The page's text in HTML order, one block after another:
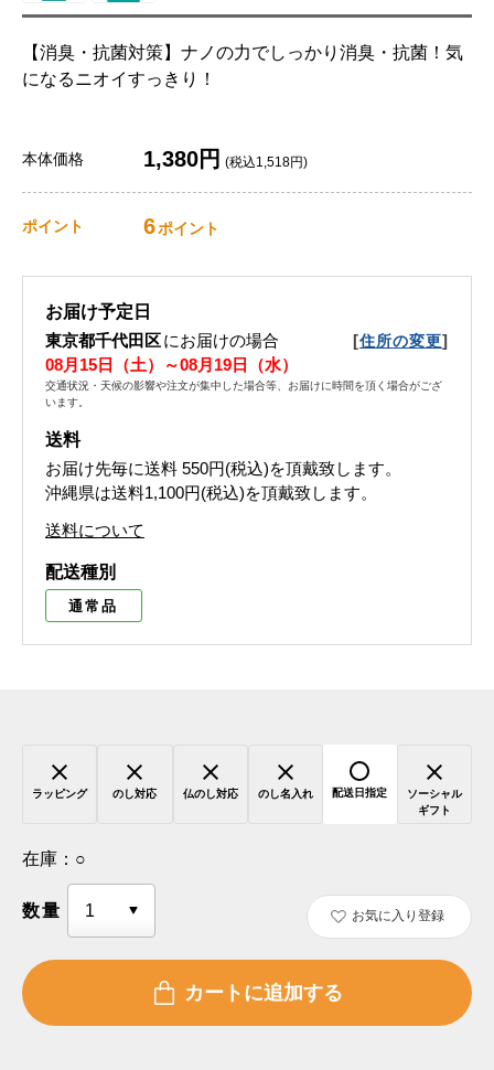
【消臭・抗菌対策】ナノの力でしっかり消臭・抗菌！気
になるニオイすっきり！
本体価格 1,380円 (税込1,518円)
ポイント 6ポイント
お届け予定日
東京都千代田区にお届けの場合 [住所の変更]
08月15日（土）～08月19日（水）
交通状況・天候の影響や注文が集中した場合等、お届けに時間を頂く場合がござ
います。
送料
お届け先毎に送料 550円(税込)を頂戴致します。
沖縄県は送料1,100円(税込)を頂戴致します。
送料について
配送種別
通常品
ラッピング のし対応 仏のし対応 のし名入れ 配送日指定
ソーシャル
ギフト
在庫： ○
数量 お気に入り登録